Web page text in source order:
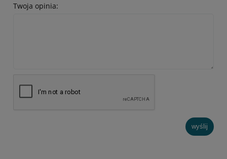
Twoja opinia:
wyślij